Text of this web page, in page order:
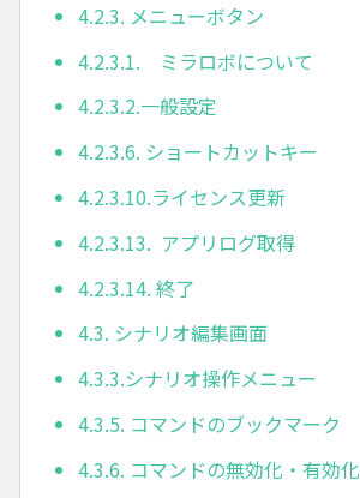
4.2.3. メニューボタン
4.2.3.1. ミラロボについて
4.2.3.2.一般設定
4.2.3.6. ショートカットキー
4.2.3.10.ライセンス更新
4.2.3.13. アプリログ取得
4.2.3.14. 終了
4.3. シナリオ編集画面
4.3.3.シナリオ操作メニュー
4.3.5. コマンドのブックマーク
4.3.6. コマンドの無効化・有効化